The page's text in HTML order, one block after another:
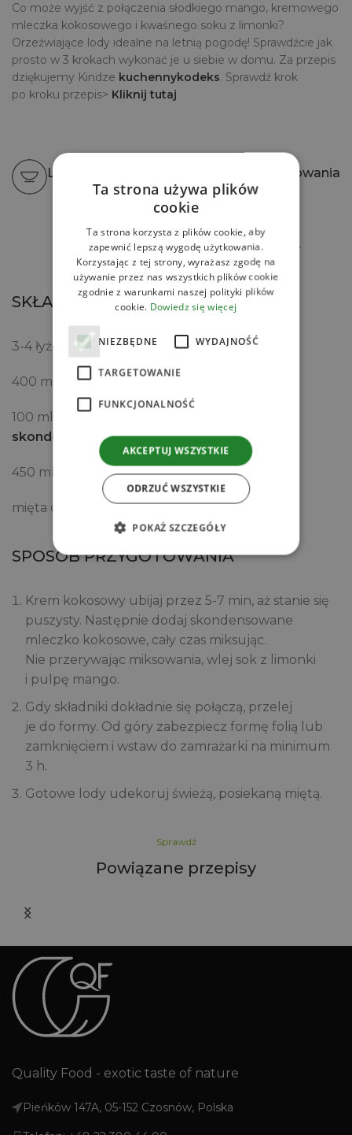
Co może wyjść z połączenia słodkiego mango, kremowego
mleczka kokosowego i kwaśnego soku z limonki?
Orzeźwiające lody idealne na letnią pogodę! Sprawdźcie jak
prosto w 3 krokach wykonać je u siebie w domu. Za przepis
dziękujemy Kindze kuchennykodeks. Sprawdź krok
po kroku przepis> Kliknij tutaj
Liczba porcji Czas przygotowania
Drukuj przepis
SKŁADNIKI
3-4 łyżki Soku z limonki House of Asia
400 ml Kremu kokosowego do ubijania QF
100 ml
skondensowanegoQF
450 ml Pulpy mangoQF
mięta do dekoracji
SPOSÓB PRZYGOTOWANIA
Krem kokosowy ubijaj przez 5-7 min, aż stanie się
puszysty. Następnie dodaj skondensowane
mleczko kokosowe, cały czas miksując.
Nie przerywając miksowania, wlej sok z limonki
i pulpę mango.
Gdy składniki dokładnie się połączą, przelej
je do formy. Od góry zabezpiecz formę folią lub
zamknięciem i wstaw do zamrażarki na minimum
3 h.
Gotowe lody udekoruj świeżą, posiekaną miętą.
Sprawdź
Powiązane przepisy
Quality Food - exotic taste of nature
Pieńków 147A, 05-152 Czosnów, Polska
Ta strona używa plików
cookie
Ta strona korzysta z plików cookie, aby
zapewnić lepszą wygodę użytkowania.
Korzystając z tej strony, wyrażasz zgodę na
używanie przez nas wszystkich plików cookie
zgodnie z warunkami naszej polityki plików
cookie. Dowiedz się więcej
NIEZBĘDNE WYDAJNOŚĆ
TARGETOWANIE
FUNKCJONALNOŚĆ
AKCEPTUJ WSZYSTKIE
ODRZUĆ WSZYSTKIE
POKAŻ SZCZEGÓŁY